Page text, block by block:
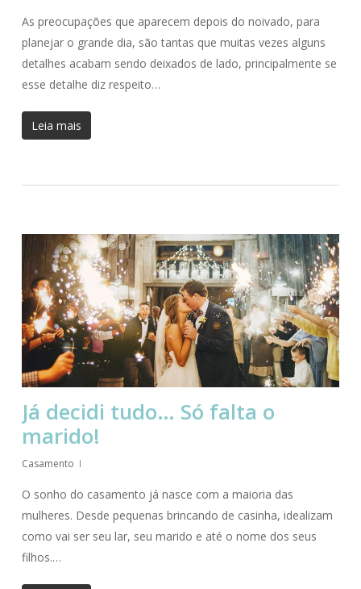
As preocupações que aparecem depois do noivado, para
planejar o grande dia, são tantas que muitas vezes alguns
detalhes acabam sendo deixados de lado, principalmente se
esse detalhe diz respeito…
Leia mais
Já decidi tudo… Só falta o
marido!
Casamento
O sonho do casamento já nasce com a maioria das
mulheres. Desde pequenas brincando de casinha, idealizam
como vai ser seu lar, seu marido e até o nome dos seus
filhos.…